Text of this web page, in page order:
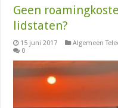
Geen
lidstaten?
15 juni 2017 Algemeen
0